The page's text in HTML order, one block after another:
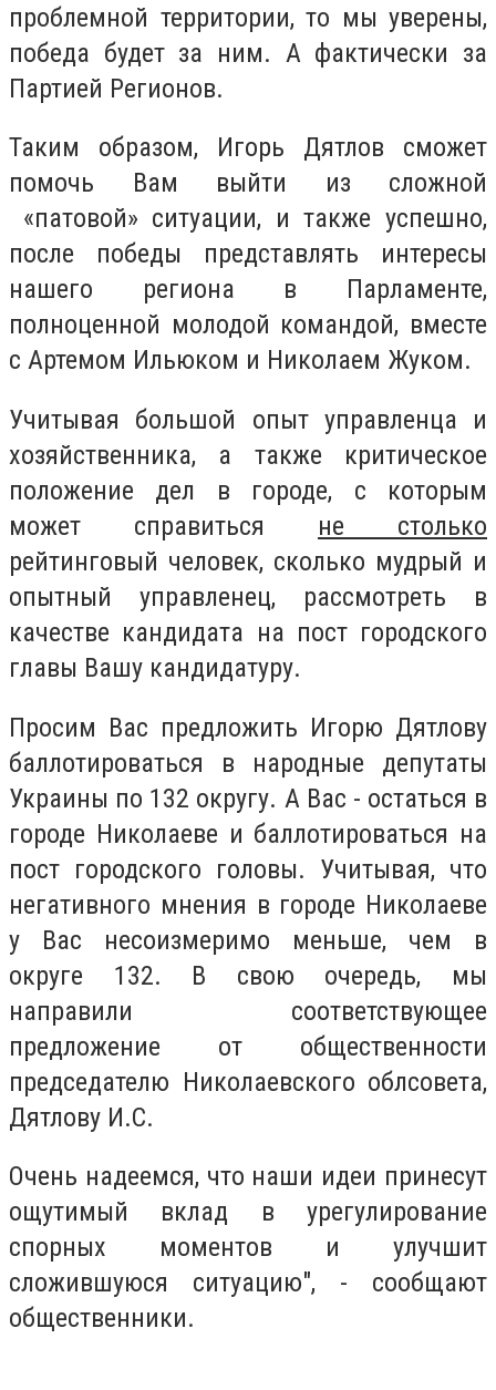
проблемной территории, то мы уверены,
победа будет за ним. А фактически за
Партией Регионов.
Таким образом, Игорь Дятлов сможет
помочь Вам выйти из сложной
«патовой» ситуации, и также успешно,
после победы представлять интересы
нашего региона в Парламенте,
полноценной молодой командой, вместе
с Артемом Ильюком и Николаем Жуком.
Учитывая большой опыт управленца и
хозяйственника, а также критическое
положение дел в городе, с которым
может справиться не столько
рейтинговый человек, сколько мудрый и
опытный управленец, рассмотреть в
качестве кандидата на пост городского
главы Вашу кандидатуру.
Просим Вас предложить Игорю Дятлову
баллотироваться в народные депутаты
Украины по 132 округу. А Вас - остаться в
городе Николаеве и баллотироваться на
пост городского головы. Учитывая, что
негативного мнения в городе Николаеве
у Вас несоизмеримо меньше, чем в
округе 132. В свою очередь, мы
направили соответствующее
предложение от общественности
председателю Николаевского облсовета,
Дятлову И.С.
Очень надеемся, что наши идеи принесут
ощутимый вклад в урегулирование
спорных моментов и улучшит
сложившуюся ситуацию", - сообщают
общественники.